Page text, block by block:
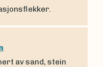
av sand, stein